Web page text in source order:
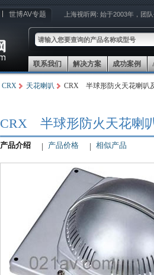
世博AV专题 上海视听网: 始于2003年，团
联系我们 解决方案 成功案例
CRX 天花喇叭 CRX 半球形防火天花喇叭
CRX 半球形防火天花喇
产品介绍 产品价格 相似产品